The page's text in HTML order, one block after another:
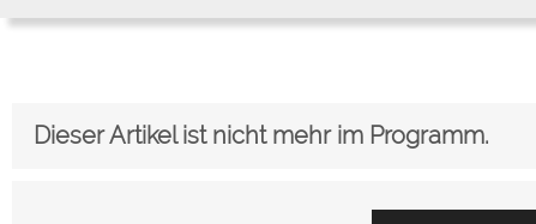
Dieser Artikel ist nicht mehr im Programm.